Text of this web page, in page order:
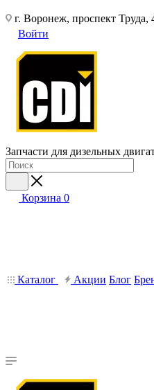
г. Воронеж, проспект
Войти
Запчасти для дизельных
Корзина 0
Каталог Акции Блог